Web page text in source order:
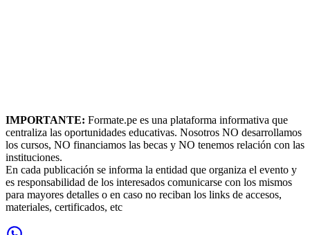
IMPORTANTE: Formate.pe es una plataforma informativa que
centraliza las oportunidades educativas. Nosotros NO desarrollamos
los cursos, NO financiamos las becas y NO tenemos relación con las
instituciones.
En cada publicación se informa la entidad que organiza el evento y
es responsabilidad de los interesados comunicarse con los mismos
para mayores detalles o en caso no reciban los links de accesos,
materiales, certificados, etc